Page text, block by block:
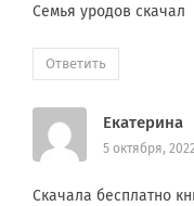
Семья уродов скачал
Ответить
Екатерина
5 октября,
Скачала бесплатно